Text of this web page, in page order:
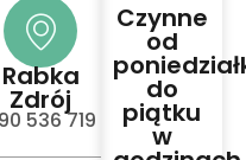
Rabka
Zdrój
536 719
Czynne
od
do
piątku
w